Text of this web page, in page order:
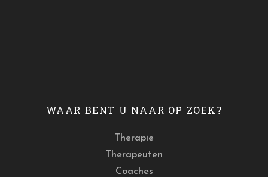
WAAR BENT U NAAR OP ZOEK?
Therapie
Therapeuten
Coaches